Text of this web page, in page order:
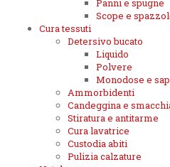
Panni e spugne
Scope e
Cura tessuti
Detersivo bucato
Liquido
Polvere
Monodose e
Ammorbidenti
Candeggina e
Stiratura e antitarme
Cura lavatrice
Custodia abiti
Pulizia calzature